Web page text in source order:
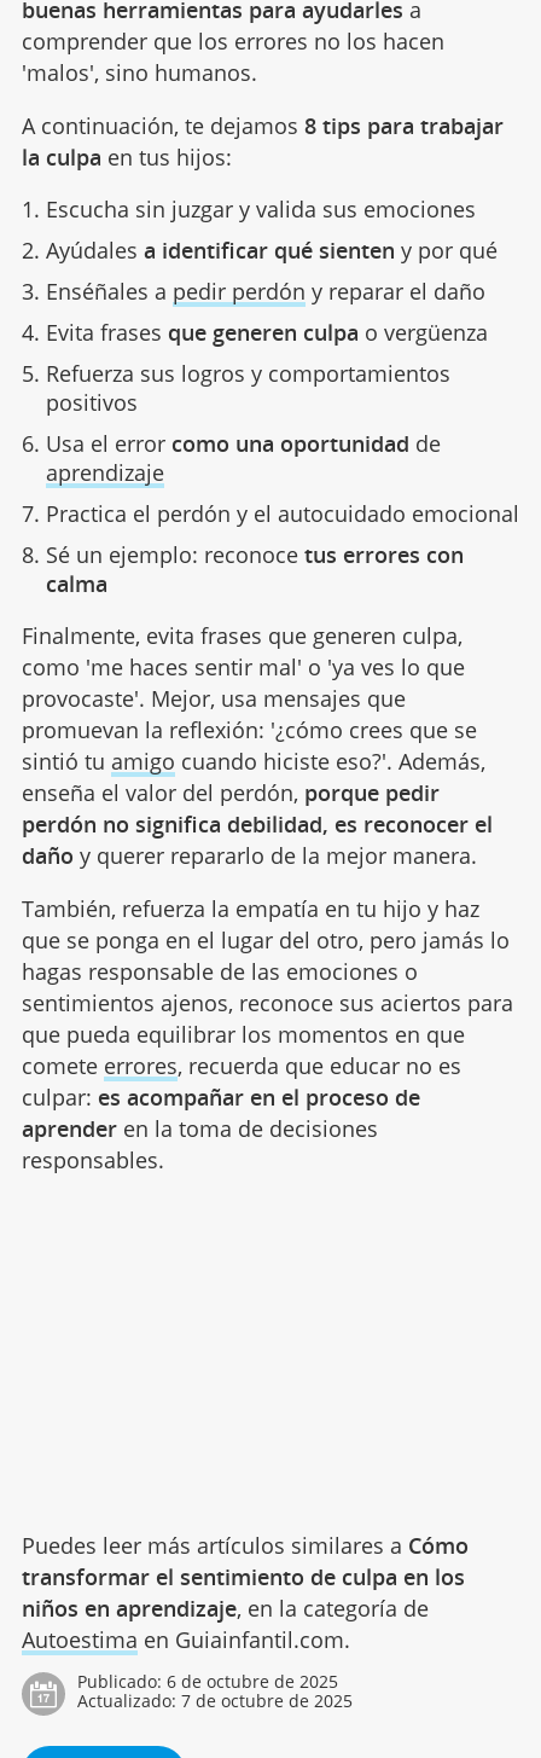
buenas herramientas para ayudarles a
comprender que los errores no los hacen
'malos', sino humanos.
A continuación, te dejamos 8 tips para trabajar
la culpa en tus hijos:
Escucha sin juzgar y valida sus emociones
Ayúdales a identificar qué sienten y por qué
Enséñales a pedir perdón y reparar el daño
Evita frases que generen culpa o vergüenza
Refuerza sus logros y comportamientos
positivos
Usa el error como una oportunidad de
aprendizaje
Practica el perdón y el autocuidado emocional
Sé un ejemplo: reconocetus errores con
calma
Finalmente, evita frases que generen culpa,
como 'me haces sentir mal' o 'ya ves lo que
provocaste'. Mejor, usa mensajes que
promuevan la reflexión: '¿cómo crees que se
sintió tu amigo cuando hiciste eso?'. Además,
enseña el valor del perdón, porque pedir
perdón no significa debilidad, es reconocer el
daño y querer repararlo de la mejor manera.
También, refuerza la empatía en tu hijo y haz
que se ponga en el lugar del otro, pero jamás lo
hagas responsable de las emociones o
sentimientos ajenos, reconoce sus aciertos para
que pueda equilibrar los momentos en que
comete errores, recuerda que educar no es
culpar: es acompañar en el proceso de
aprenderen la toma de decisiones
responsables.
Puedes leer más artículos similares a Cómo
transformar el sentimiento de culpa en los
niños en aprendizaje, en la categoría de
Autoestima en Guiainfantil.com.
Publicado: 6 de octubre de 2025
Actualizado: 7 de octubre de 2025